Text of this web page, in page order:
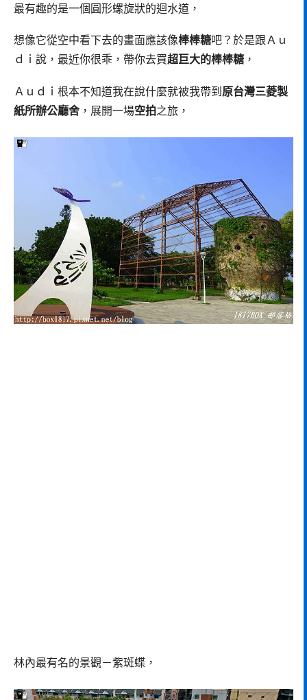
最有趣的是一個圓形螺旋狀的迴水道，
想像它從空中看下去的畫面應該像棒棒糖吧？於是跟Ａｕ
ｄｉ說，最近你很乖，帶你去買超巨大的棒棒糖 ，
Ａｕｄｉ根本不知道我在說什麼就被我帶到 原台灣三菱製
紙所辦公廳舍 ，展開一場空拍之旅，
林內最有名的景觀－紫斑蝶，